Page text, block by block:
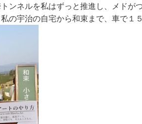
ンネルを私はずっと推進し、メドが
の宇治の自宅から和束まで、車で１５